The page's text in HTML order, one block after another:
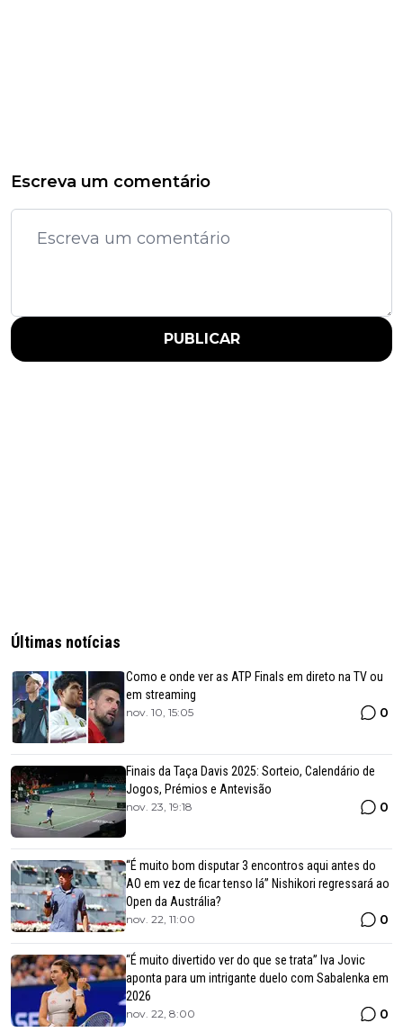
Escreva um comentário
PUBLICAR
Últimas notícias
Como e onde ver as ATP Finals em direto na TV ou
em streaming
nov. 10, 15:05 0
Finais da Taça Davis 2025: Sorteio, Calendário de
Jogos, Prémios e Antevisão
nov. 23, 19:18 0
“É muito bom disputar 3 encontros aqui antes do
AO em vez de ficar tenso lá” Nishikori regressará ao
Open da Austrália?
nov. 22, 11:00 0
“É muito divertido ver do que se trata” Iva Jovic
aponta para um intrigante duelo com Sabalenka em
2026
nov. 22, 8:00 0